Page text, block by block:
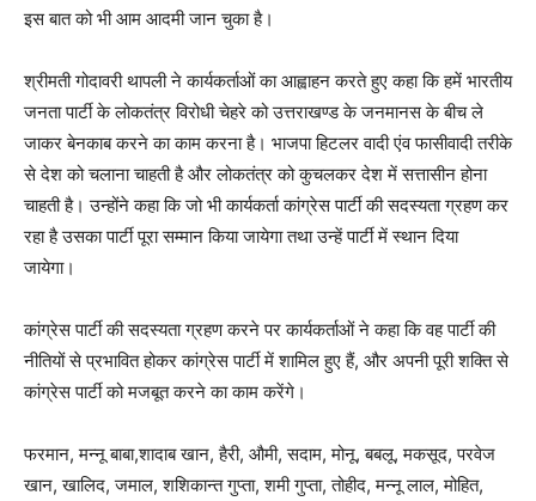
इस बात को भी आम आदमी जान चुका है।
श्रीमती गोदावरी थापली ने कार्यकर्ताओं का आह्वाहन करते हुए कहा कि हमें भारतीय
जनता पार्टी के लोकतंत्र विरोधी चेहरे को उत्तराखण्ड के जनमानस के बीच ले
जाकर बेनकाब करने का काम करना है। भाजपा हिटलर वादी एंव फासीवादी तरीके
से देश को चलाना चाहती है और लोकतंत्र को कुचलकर देश में सत्तासीन होना
चाहती है। उन्होंने कहा कि जो भी कार्यकर्ता कांग्रेस पार्टी की सदस्यता ग्रहण कर
रहा है उसका पार्टी पूरा सम्मान किया जायेगा तथा उन्हें पार्टी में स्थान दिया
जायेगा।
कांग्रेस पार्टी की सदस्यता ग्रहण करने पर कार्यकर्ताओं ने कहा कि वह पार्टी की
नीतियों से प्रभावित होकर कांग्रेस पार्टी में शामिल हुए हैं, और अपनी पूरी शक्ति से
कांग्रेस पार्टी को मजबूत करने का काम करेंगे।
फरमान, मन्नू बाबा,शादाब खान, हैरी, औमी, सदाम, मोनू, बबलू, मकसूद, परवेज
खान, खालिद, जमाल, शशिकान्त गुप्ता, शमी गुप्ता, तोहीद, मन्नू लाल, मोहित,